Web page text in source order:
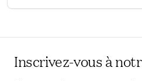
Inscrivez-vous à